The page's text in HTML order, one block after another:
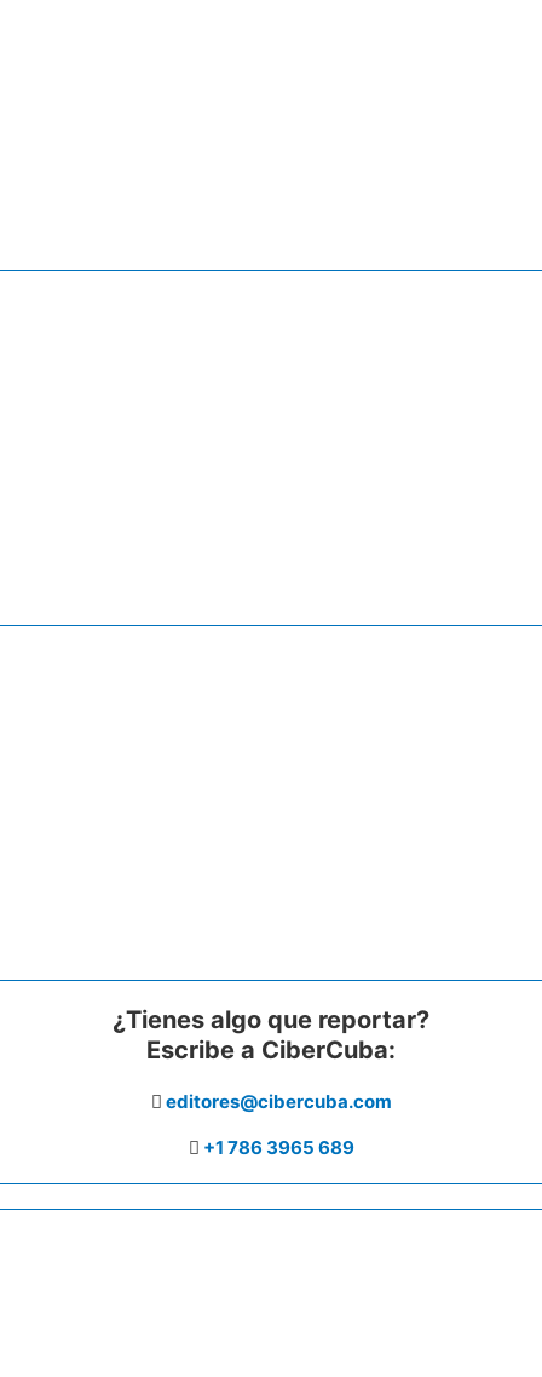
¿Tienes algo que reportar?
Escribe a CiberCuba:
editores@cibercuba.com
+1 786 3965 689